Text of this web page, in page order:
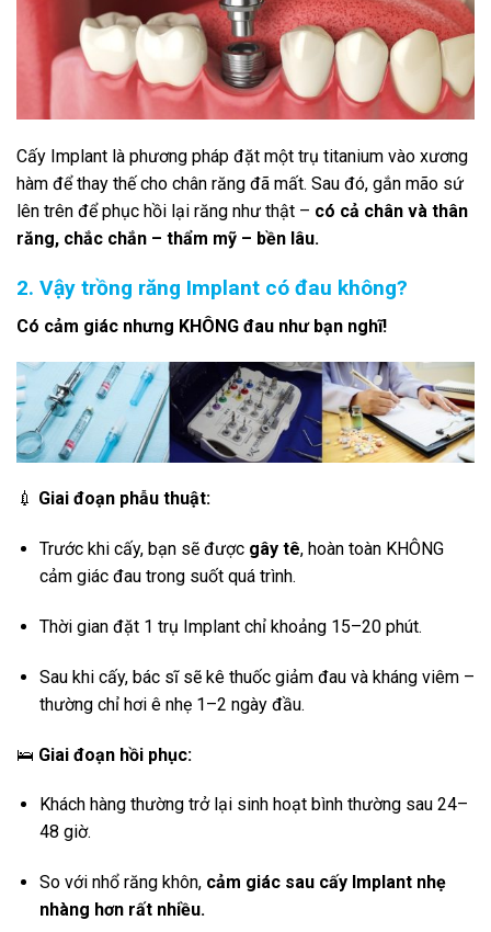
Cấy Implant là phương pháp đặt một trụ titanium vào xương
hàm để thay thế cho chân răng đã mất. Sau đó, gắn mão sứ
lên trên để phục hồi lại răng như thật – có cả chân và thân
răng, chắc chắn – thẩm mỹ – bền lâu.
2. Vậy trồng răng Implant có đau không?
Có cảm giác nhưng KHÔNG đau như bạn nghĩ!
💉 Giai đoạn phẫu thuật:
Trước khi cấy, bạn sẽ được gây tê, hoàn toàn KHÔNG
cảm giác đau trong suốt quá trình.
Thời gian đặt 1 trụ Implant chỉ khoảng 15–20 phút.
Sau khi cấy, bác sĩ sẽ kê thuốc giảm đau và kháng viêm –
thường chỉ hơi ê nhẹ 1–2 ngày đầu.
🛌 Giai đoạn hồi phục:
Khách hàng thường trở lại sinh hoạt bình thường sau 24–
48 giờ.
So với nhổ răng khôn, cảm giác sau cấy Implant nhẹ
nhàng hơn rất nhiều.